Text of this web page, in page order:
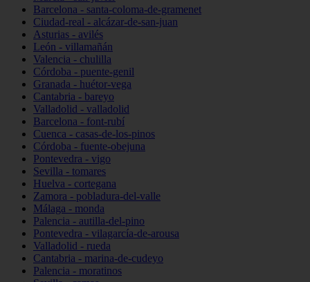
Barcelona - santa-coloma-de-gramenet
Ciudad-real - alcázar-de-san-juan
Asturias - avilés
León - villamañán
Valencia - chulilla
Córdoba - puente-genil
Granada - huétor-vega
Cantabria - bareyo
Valladolid - valladolid
Barcelona - font-rubí
Cuenca - casas-de-los-pinos
Córdoba - fuente-obejuna
Pontevedra - vigo
Sevilla - tomares
Huelva - cortegana
Zamora - pobladura-del-valle
Málaga - monda
Palencia - autilla-del-pino
Pontevedra - vilagarcía-de-arousa
Valladolid - rueda
Cantabria - marina-de-cudeyo
Palencia - moratinos